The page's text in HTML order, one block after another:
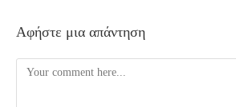
Αφήστε μια απάντηση
Comment